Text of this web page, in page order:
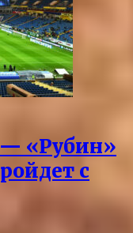
«Рубин»
с